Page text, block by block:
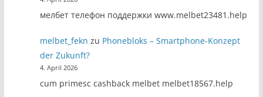
мелбет телефон поддержки www.melbet23481.help
melbet_fekn zu Phonebloks – Smartphone-Konzept
der Zukunft?
4. April 2026
cum primesc cashback melbet melbet18567.help